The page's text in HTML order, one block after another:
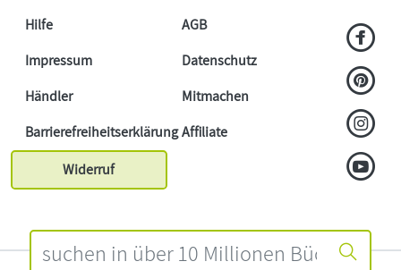
Hilfe
AGB
Impressum
Datenschutz
Händler
Mitmachen
BarrierefreiheitserklärungAffiliate
Widerruf